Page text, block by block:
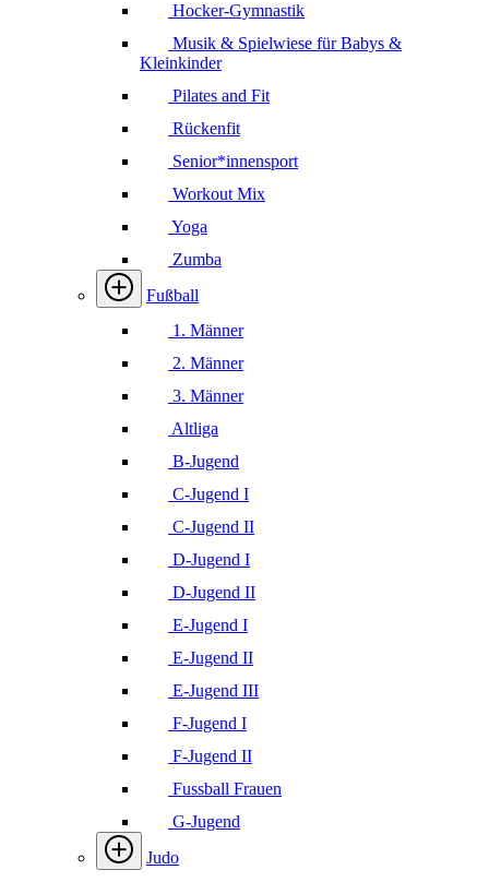
Hocker-Gymnastik
Musik & Spielwiese für Babys &
Kleinkinder
Pilates and Fit
Rückenfit
Senior*innensport
Workout Mix
Yoga
Zumba
Fußball
1. Männer
2. Männer
3. Männer
Altliga
B-Jugend
C-Jugend I
C-Jugend II
D-Jugend I
D-Jugend II
E-Jugend I
E-Jugend II
E-Jugend III
F-Jugend I
F-Jugend II
Fussball Frauen
G-Jugend
Judo